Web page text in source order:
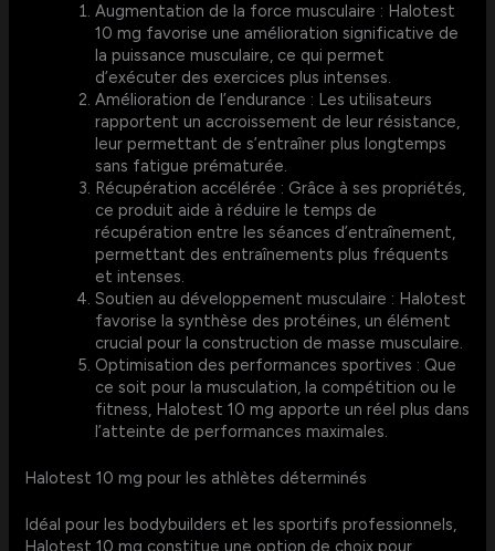
Augmentation de la force musculaire : Halotest
10 mg favorise une amélioration significative de
la puissance musculaire, ce qui permet
d’exécuter des exercices plus intenses.
Amélioration de l’endurance : Les utilisateurs
rapportent un accroissement de leur résistance,
leur permettant de s’entraîner plus longtemps
sans fatigue prématurée.
Récupération accélérée : Grâce à ses propriétés,
ce produit aide à réduire le temps de
récupération entre les séances d’entraînement,
permettant des entraînements plus fréquents
et intenses.
Soutien au développement musculaire : Halotest
favorise la synthèse des protéines, un élément
crucial pour la construction de masse musculaire.
Optimisation des performances sportives : Que
ce soit pour la musculation, la compétition ou le
fitness, Halotest 10 mg apporte un réel plus dans
l’atteinte de performances maximales.
Halotest 10 mg pour les athlètes déterminés
Idéal pour les bodybuilders et les sportifs professionnels,
Halotest 10 mg constitue une option de choix pour